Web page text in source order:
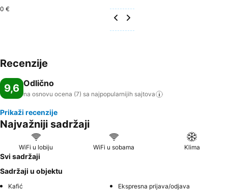
0 €
Recenzije
9,6 Odlično
na osnovu ocena (7) sa najpopularnijih sajtova
Prikaži recenzije
Najvažniji sadržaji
WiFi u lobiju WiFi u sobama Klima
Svi sadržaji
Sadržaji u objektu
Kafić
Ekspresna prijava/odjava